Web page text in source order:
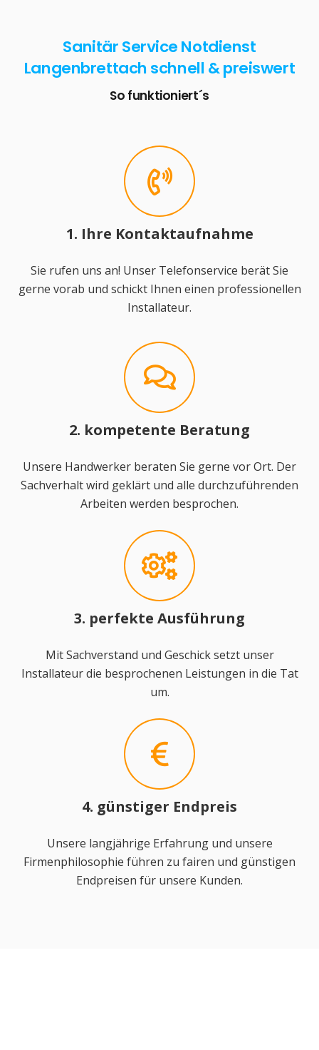
Sanitär Service Notdienst
Langenbrettach schnell & preiswert
So funktioniert´s
1. Ihre Kontaktaufnahme
Sie rufen uns an! Unser Telefonservice berät Sie
gerne vorab und schickt Ihnen einen professionellen
Installateur.
2. kompetente Beratung
Unsere Handwerker beraten Sie gerne vor Ort. Der
Sachverhalt wird geklärt und alle durchzuführenden
Arbeiten werden besprochen.
3. perfekte Ausführung
Mit Sachverstand und Geschick setzt unser
Installateur die besprochenen Leistungen in die Tat
um.
4. günstiger Endpreis
Unsere langjährige Erfahrung und unsere
Firmenphilosophie führen zu fairen und günstigen
Endpreisen für unsere Kunden.